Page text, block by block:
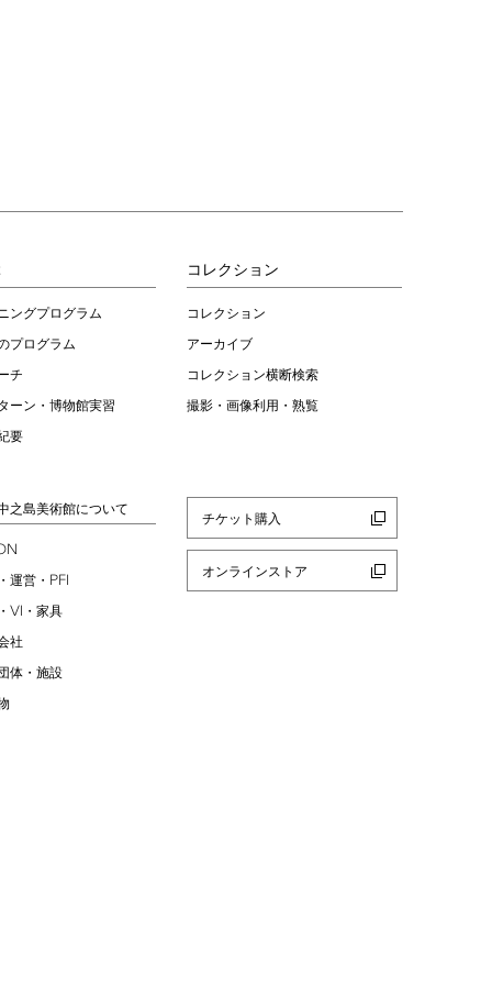
ングプログラム
プログラム
チ
ーン・博物館実習
要
コレクション
コレクション
アーカイブ
コレクション横断検索
撮影・画像利用・熟覧
之島美術館について
運営・ PFI
VI ・家具
社
体・施設
チケット購入
オンラインストア